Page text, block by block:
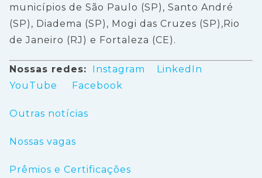
municípios de São Paulo (SP), Santo André
(SP), Diadema (SP), Mogi das Cruzes (SP),Rio
de Janeiro (RJ) e Fortaleza (CE).
Nossas redes: Instagram
LinkedIn
YouTube
Facebook
Outras notícias
Nossas vagas
Prêmios e Certificações